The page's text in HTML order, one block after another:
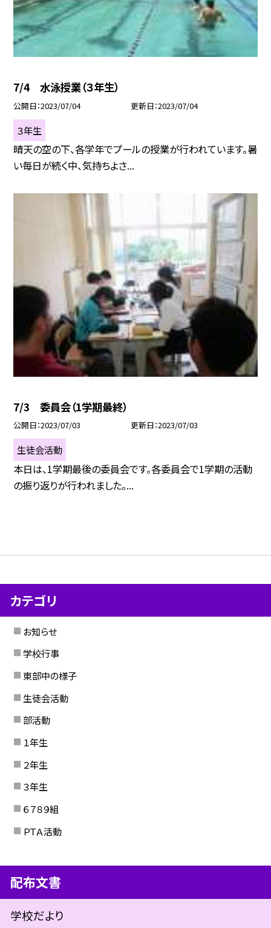
7/4 水泳授業（３年生）
公開日 2023/07/04 更新日 2023/07/04
３年生
晴天の空の下、各学年でプールの授業が行われています。暑
い毎日が続く中、気持ちよさ...
7/3 委員会（1学期最終）
公開日 2023/07/03 更新日 2023/07/03
生徒会活動
本日は、1学期最後の委員会です。各委員会で1学期の活動
の振り返りが行われました。...
カテゴリ
お知らせ
学校行事
東部中の様子
生徒会活動
部活動
１年生
２年生
３年生
６７８９組
ＰＴＡ活動
配布文書
学校だより